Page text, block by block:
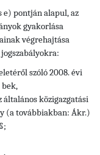
e) pontján alapul, az
gyakorlása
végrehajtása
szóló 2008. évi
bek,
általános közigazgatási
(a továbbiakban: Ákr.)